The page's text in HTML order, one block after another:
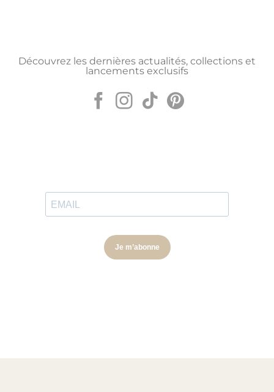
Découvrez les dernières actualités, collections et
lancements exclusifs